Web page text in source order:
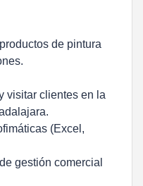
de pintura
visitar clientes en la
(Excel,
gestión comercial